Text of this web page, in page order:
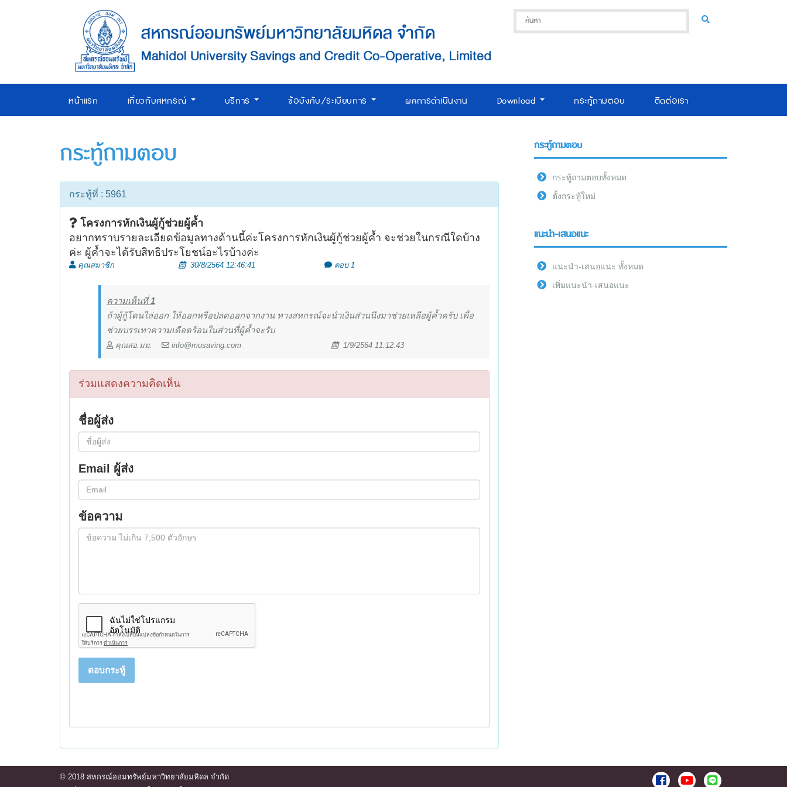
หน้าแรก เกี่ยวกับสหกรณ์ บริการ ข้อบังคับ/ระเบียบการ ผลการดำเนินงาน Download กระทู้ถามตอบ ติดต่อเรา
กระทู้ถามตอบ
กระทู้ที่ : 5961
โครงการหักเงินผู้กู้ช่วยผู้ค้ำ
อยากทราบรายละเอียดข้อมูลทางด้านนี้ค่ะโครงการหักเงินผู้กู้ช่วยผู้ค้ำ จะช่วยในกรณีใดบ้าง
ค่ะ ผู้ค้ำจะได้รับสิทธิประโยชน์อะไรบ้างค่ะ
คุณสมาชิก 30/8/2564 12:46:41 ตอบ 1
ความเห็นที่1
ถ้าผู้กู้โดนไล่ออก ให้ออกหรือปลดออกจากงาน ทางสหกรณ์จะนำเงินส่วนนึงมาช่วยเหลือผู้ค้ำครับ เพื่อ
ช่วยบรรเทาความเดือดร้อนในส่วนที่ผู้ค้ำจะรับ
คุณสอ.มม. info@musaving.com 1/9/2564 11:12:43
ร่วมแสดงความคิดเห็น
ชื่อผู้ส่ง
Email ผู้ส่ง
ข้อความ
ตอบกระทู้
กระทู้ถามตอบ
กระทู้ถามตอบทั้งหมด
ตั้งกระทู้ใหม่
แนะนำ-เสนอแนะ
แนะนำ-เสนอแนะ ทั้งหมด
เพิ่มแนะนำ-เสนอแนะ
© 2018 สหกรณ์ออมทรัพย์มหาวิทยาลัยมหิดล จำกัด